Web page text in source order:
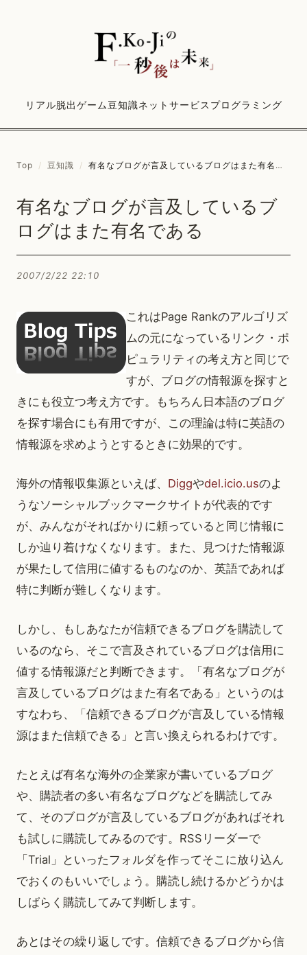
リアル脱出ゲーム豆知識ネットサービス プログラミング
Top / 豆知識 / 有名なブログが言及しているブログはまた有名である
有名なブログが言及しているブ
ログはまた有名である
2007/2/22 22:10
これはPage Rankのアルゴリズ
ムの元になっているリンク・ポ
ピュラリティの考え方と同じで
すが、ブログの情報源を探すと
きにも役立つ考え方です。もちろん日本語のブログ
を探す場合にも有用ですが、この理論は特に英語の
情報源を求めようとするときに効果的です。
海外の情報収集源といえば、 Diggやdel.icio.usのよ
うなソーシャルブックマークサイトが代表的です
が、みんながそればかりに頼っていると同じ情報に
しか辿り着けなくなります。また、見つけた情報源
が果たして信用に値するものなのか、英語であれば
特に判断が難しくなります。
しかし、もしあなたが信頼できるブログを購読して
いるのなら、そこで言及されているブログは信用に
値する情報源だと判断できます。「有名なブログが
言及しているブログはまた有名である」というのは
すなわち、「信頼できるブログが言及している情報
源はまた信頼できる」と言い換えられるわけです。
たとえば有名な海外の企業家が書いているブログ
や、購読者の多い有名なブログなどを購読してみ
て、そのブログが言及しているブログがあればそれ
も試しに購読してみるのです。RSSリーダーで
「Trial」といったフォルダを作ってそこに放り込ん
でおくのもいいでしょう。購読し続けるかどうかは
しばらく購読してみて判断します。
あとはその繰り返しです。信頼できるブログから信